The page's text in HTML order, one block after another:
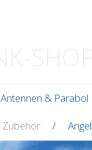
Antennen & Parabol
Zubehör